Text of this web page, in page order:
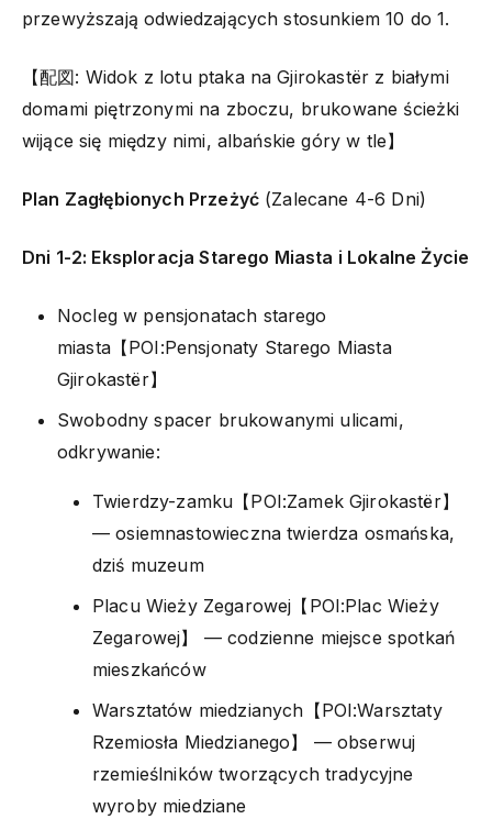
przewyższają odwiedzających stosunkiem 10 do 1.
【配図: Widok z lotu ptaka na Gjirokastër z białymi
domami piętrzonymi na zboczu, brukowane ścieżki
wijące się między nimi, albańskie góry w tle】
Plan Zagłębionych Przeżyć (Zalecane 4-6 Dni)
Dni 1-2: Eksploracja Starego Miasta i Lokalne Życie
Nocleg w pensjonatach starego
miasta【POI:Pensjonaty Starego Miasta
Gjirokastër】
Swobodny spacer brukowanymi ulicami,
odkrywanie:
Twierdzy-zamku【POI:Zamek Gjirokastër】
— osiemnastowieczna twierdza osmańska,
dziś muzeum
Placu Wieży Zegarowej【POI:Plac Wieży
Zegarowej】 — codzienne miejsce spotkań
mieszkańców
Warsztatów miedzianych【POI:Warsztaty
Rzemiosła Miedzianego】 — obserwuj
rzemieślników tworzących tradycyjne
wyroby miedziane